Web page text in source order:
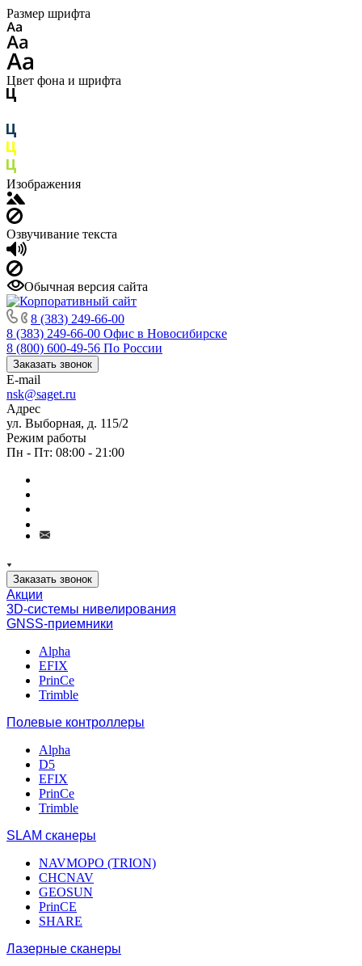
Размер шрифта
Цвет фона и шрифта
Изображения
Озвучивание текста
Обычная версия сайта
8 (383) 249-66-00
8 (383) 249-66-00 Офис в Новосибирске
8 (800) 600-49-56 По России
Заказать звонок
E-mail
nsk@saget.ru
Адрес
ул. Выборная, д. 115/2
Режим работы
Пн - Пт: 08:00 - 21:00
Заказать звонок
Акции
3D-системы нивелирования
GNSS-приемники
Alpha
EFIX
PrinCe
Trimble
Полевые контроллеры
Alpha
D5
EFIX
PrinCe
Trimble
SLAM сканеры
NAVMOPO (TRION)
CHCNAV
GEOSUN
PrinCE
SHARE
Лазерные сканеры